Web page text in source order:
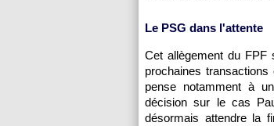
Le PSG dans l'attente
Cet allègement du FPF
prochaines
pense notamment à
décision sur le cas
désormais attendre la